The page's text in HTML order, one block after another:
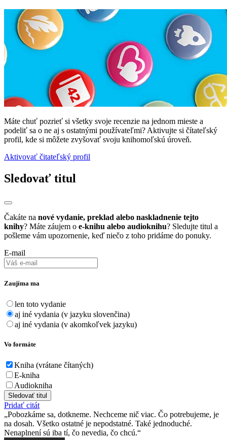
Máte chuť pozrieť si všetky svoje recenzie na jednom mieste a
podeliť sa o ne aj s ostatnými používateľmi? Aktivujte si čítateľský
profil, kde si môžete zvyšovať svoju knihomoľskú úroveň.
Aktivovať čitateľský profil
Sledovať titul
Čakáte na nové vydanie, preklad alebo naskladnenie tejto
knihy? Máte záujem o e-knihu alebo audioknihu? Sledujte titul a
pošleme vám upozornenie, keď niečo z toho pridáme do ponuky.
E-mail
Zaujíma ma
len toto vydanie
aj iné vydania (v jazyku slovenčina)
aj iné vydania (v akomkoľvek jazyku)
Vo formáte
Kniha (vrátane čítaných)
E-kniha
Audiokniha
Sledovať titul
Pridať citát
Pobozkáme sa, dotkneme. Nechceme nič viac. Čo potrebujeme, je
na dosah. Všetko ostatné je nepodstatné. Také jednoduché.
Nenaplnení sú iba tí, čo nevedia, čo chcú.